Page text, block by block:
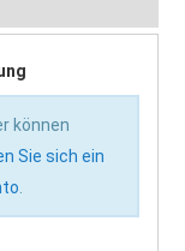
können
Sie sich ein